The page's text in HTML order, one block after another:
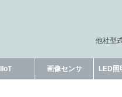
他社型
IIoT 画像センサ LED照